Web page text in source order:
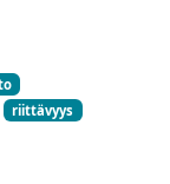
riittävyys